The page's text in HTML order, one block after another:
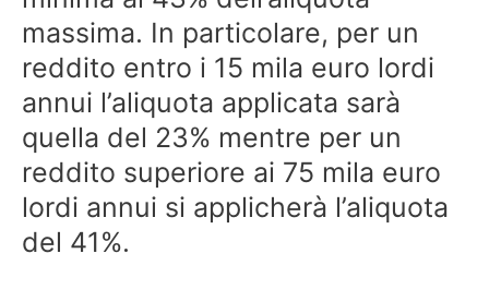
massima. In particolare, per un
reddito entro i 15 mila euro lordi
annui l’aliquota applicata sarà
quella del 23% mentre per un
reddito superiore ai 75 mila euro
lordi annui si applicherà l’aliquota
del 41%.